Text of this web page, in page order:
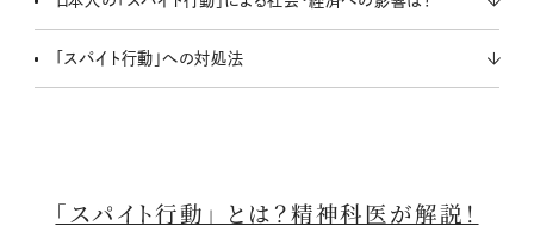
「スパイト行動」への対処法
「スパイト行動」 とは？精神科医が解説！